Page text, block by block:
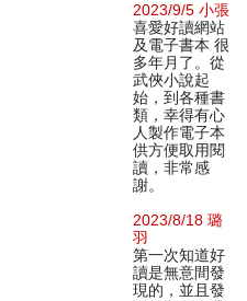
2023/9/5 小張
喜愛好讀網站
及電子書本 很
多年月了。從
武俠小說起
始，到各種書
類，幸得有心
人製作電子本
供方便取用閱
讀，非常感
謝。
2023/8/18 璐
羽
第一次知道好
讀是無意間發
現的，並且發